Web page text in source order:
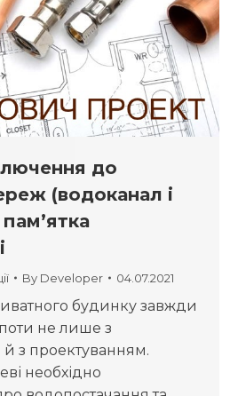
до
(водоканал і
пам’ятка
By Developer 04.07.2021
будинку завжди
не лише з
з проектуванням.
необхідно